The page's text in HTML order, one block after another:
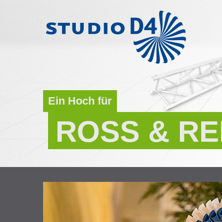
Ein Hoch für
ROSS &